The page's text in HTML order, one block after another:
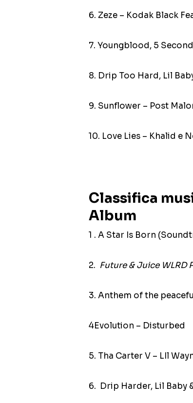
6. Zeze – Kodak Black
7. Youngblood, 5
8. Drip Too Hard, Lil
9. Sunflower – Post
10. Love Lies – Khalid e
Classifica
Album
1 . A Star Is Born
2. Future & Juice WLRD
3. Anthem of the
4Evolution – Disturbed
5. Tha Carter V – LIl
6. Drip Harder, Lil Baby